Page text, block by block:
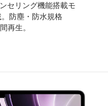
セリング機能搭載モ
防塵・防水規格
再生。